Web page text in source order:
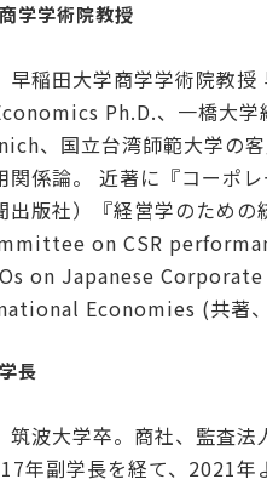
学学術院教授
早稲田大学商学学術院教
Ph.D.、一橋大
、国立台湾師範大学の
関係論。 近著に『コーポ
出版社）『経営学のため
on CSR
on Japanese
Economies (共著、
長
筑波大学卒。商社、監査
年副学長を経て、2021